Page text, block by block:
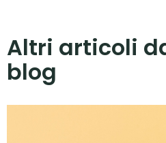
Altri articoli
blog